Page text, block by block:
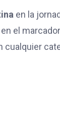
en la
el
cualquier